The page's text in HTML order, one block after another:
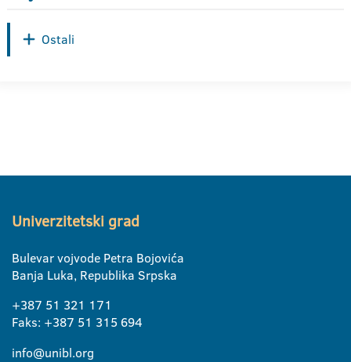
Ostali
Univerzitetski grad
Bulevar vojvode Petra Bojovića
Banja Luka, Republika Srpska
+387 51 321 171
Faks: +387 51 315 694
info@unibl.org